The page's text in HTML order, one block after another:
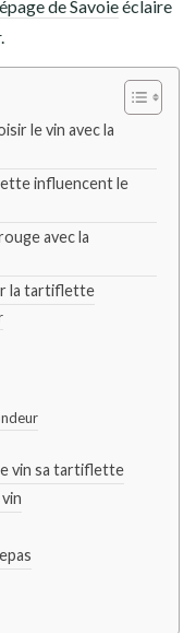
de Savoieéclaire
le vin avec la
influencent le
avec la
la tartiflette
vin sa tartiflette